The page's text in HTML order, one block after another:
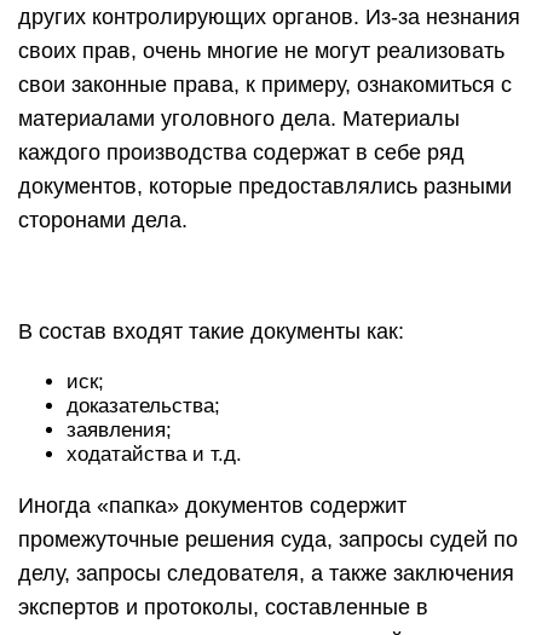
других контролирующих органов. Из-за незнания
своих прав, очень многие не могут реализовать
свои законные права, к примеру, ознакомиться с
материалами уголовного дела. Материалы
каждого производства содержат в себе ряд
документов, которые предоставлялись разными
сторонами дела.
В состав входят такие документы как:
иск;
доказательства;
заявления;
ходатайства и т.д.
Иногда «папка» документов содержит
промежуточные решения суда, запросы судей по
делу, запросы следователя, а также заключения
экспертов и протоколы, составленные в